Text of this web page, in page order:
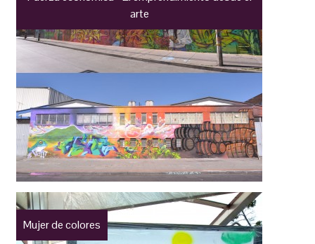
arte
Mujer de colores